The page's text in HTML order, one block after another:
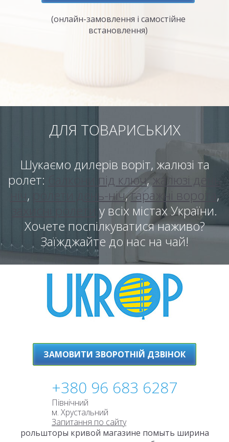
(онлайн-замовлення і самостійне
встановлення)
ДЛЯ ТОВАРИСЬКИХ
Шукаємо дилерів воріт, жалюзі та
ролет:
балкони під ключ,жалюзі день
, ролети день-ніч,гаражні ворота ,
у всіх містах України.
Хочете поспілкуватися наживо?
Заїжджайте до нас на чай!
ЗАМОВИТИ ЗВОРОТНІЙ ДЗВІНОК
+380 96 683 6287
Північний
м. Хрустальний
Запитання по сайту
рольшторы кривой магазине помыть ширина